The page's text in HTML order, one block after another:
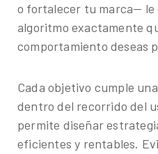
o fortalecer tu marca— le
algoritmo exactamente
comportamiento deseas
Cada objetivo cumple
dentro del recorrido del
permite diseñar
eficientes y rentables.